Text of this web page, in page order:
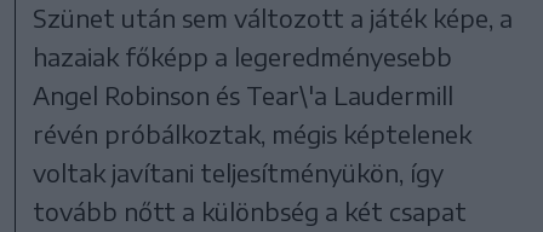
Szünet után sem változott a játék képe, a
hazaiak főképp a legeredményesebb
Angel Robinson és Tear\'a Laudermill
révén próbálkoztak, mégis képtelenek
voltak javítani teljesítményükön, így
tovább nőtt a különbség a két csapat